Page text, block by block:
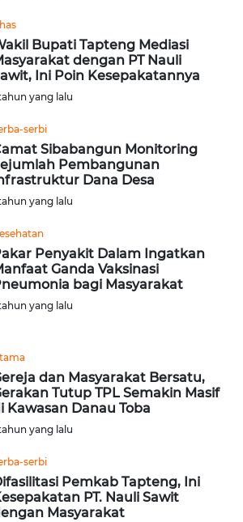
Bupati Tapteng Mediasi
dengan PT Nauli
Ini Poin Kesepakatannya
yang lalu
serbi
Sibabangun Monitoring
Pembangunan
Dana Desa
yang lalu
Penyakit Dalam Ingatkan
Ganda Vaksinasi
bagi Masyarakat
yang lalu
dan Masyarakat Bersatu,
Tutup TPL Semakin Masif
Kawasan Danau Toba
yang lalu
serbi
Pemkab Tapteng, Ini
PT. Nauli Sawit
Masyarakat